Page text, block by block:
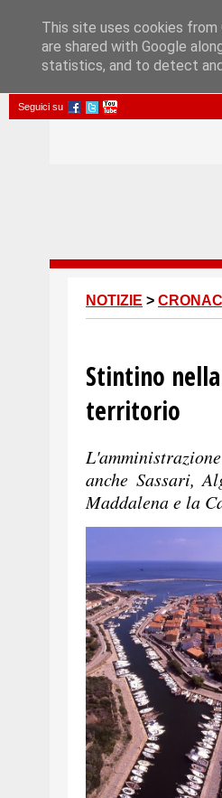
Seguici su
NOTIZIE >
Stintino
territorio
anche Sassari,
Maddalena e la
This site uses cookies
are shared with Google
statistics, and to detect